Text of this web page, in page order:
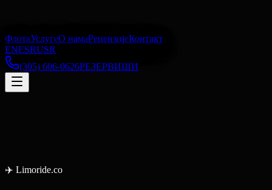
ФлотаУслугеО намаРецензијеКонтакт
ENESRUSR
(305) 606-0626РЕЗЕРВИШИ
✈️ Limoride.co